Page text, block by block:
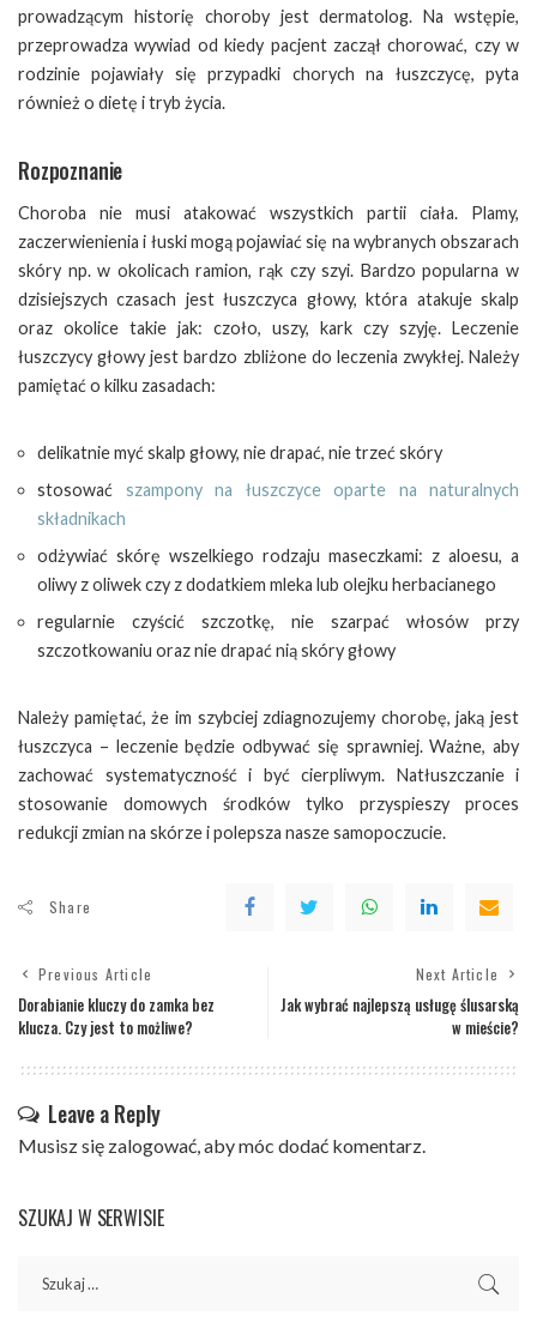
prowadzącym historię choroby jest dermatolog. Na wstępie,
przeprowadza wywiad od kiedy pacjent zaczął chorować, czy w
rodzinie pojawiały się przypadki chorych na łuszczycę, pyta
również o dietę i tryb życia.
Rozpoznanie
Choroba nie musi atakować wszystkich partii ciała. Plamy,
zaczerwienienia i łuski mogą pojawiać się na wybranych obszarach
skóry np. w okolicach ramion, rąk czy szyi. Bardzo popularna w
dzisiejszych czasach jest łuszczyca głowy, która atakuje skalp
oraz okolice takie jak: czoło, uszy, kark czy szyję. Leczenie
łuszczycy głowy jest bardzo zbliżone do leczenia zwykłej. Należy
pamiętać o kilku zasadach:
delikatnie myć skalp głowy, nie drapać, nie trzeć skóry
stosować szampony na łuszczyce oparte na naturalnych
składnikach
odżywiać skórę wszelkiego rodzaju maseczkami: z aloesu, a
oliwy z oliwek czy z dodatkiem mleka lub olejku herbacianego
regularnie czyścić szczotkę, nie szarpać włosów przy
szczotkowaniu oraz nie drapać nią skóry głowy
Należy pamiętać, że im szybciej zdiagnozujemy chorobę, jaką jest
łuszczyca – leczenie będzie odbywać się sprawniej. Ważne, aby
zachować systematyczność i być cierpliwym. Natłuszczanie i
stosowanie domowych środków tylko przyspieszy proces
redukcji zmian na skórze i polepsza nasze samopoczucie.
Share
Previous Article
Dorabianie kluczy do zamka bez
klucza. Czy jest to możliwe?
Next Article
Jak wybrać najlepszą usługę ślusarską
w mieście?
Leave a Reply
Musisz się zalogować , aby móc dodać komentarz.
SZUKAJ W SERWISIE